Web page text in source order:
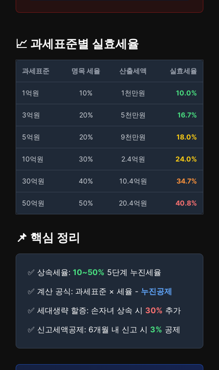
📈 과세표준별 실효세율
과세표준 명목 세율 산출세액 실효세율
1억원 10% 1천만원 10.0%
3억원 20% 5천만원 16.7%
5억원 20% 9천만원 18.0%
10억원 30% 2.4억원 24.0%
30억원 40% 10.4억원 34.7%
50억원 50% 20.4억원 40.8%
📌 핵심 정리
✅ 상속세율: 10~50% 5단계 누진세율
✅ 계산 공식: 과세표준 × 세율 - 누진공제
✅ 세대생략 할증: 손자녀 상속 시 30% 추가
✅ 신고세액공제: 6개월 내 신고 시 3% 공제